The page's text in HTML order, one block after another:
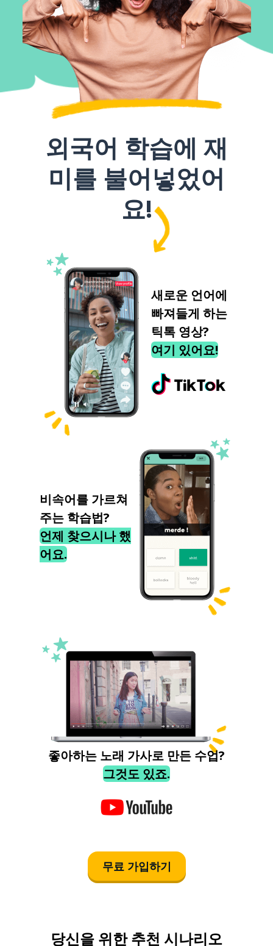
외국어 학습에 재
미를 불어넣었어
요!
새로운 언어에
빠져들게 하는
틱톡 영상?
여기 있어요!
비속어를 가르쳐
주는 학습법?
언제 찾으시나 했
어요.
좋아하는 노래 가사로 만든 수업?
그것도 있죠.
무료 가입하기
당신을 위한 추천 시나리오